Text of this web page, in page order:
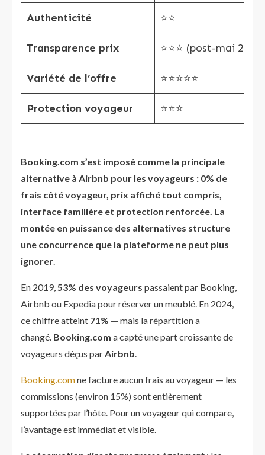
Authenticité ⭐⭐
Transparence prix ⭐⭐⭐ (post-mai 2025)
Variété de l’offre ⭐⭐⭐⭐⭐
Protection voyageur ⭐⭐⭐
Booking.com s’est imposé comme la principale
alternative à Airbnb pour les voyageurs : 0% de
frais côté voyageur, prix affiché tout compris,
interface familière et protection renforcée. La
montée en puissance des alternatives structure
une concurrence que la plateforme ne peut plus
ignorer.
En 2019,53% des voyageurs passaient par Booking,
Airbnb ou Expedia pour réserver un meublé. En 2024,
ce chiffre atteint 71% — mais la répartition a
changé. Booking.com a capté une part croissante de
voyageurs déçus parAirbnb.
Booking.comne facture aucun frais au voyageur — les
commissions (environ 15%) sont entièrement
supportées par l’hôte. Pour un voyageur qui compare,
l’avantage est immédiat et visible.